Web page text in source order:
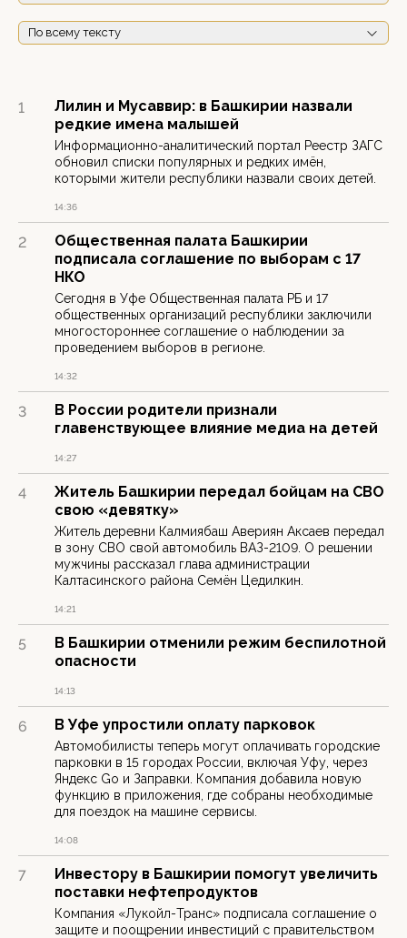
По всему тексту
1
Лилин и Мусаввир: в Башкирии назвали
редкие имена малышей
Информационно-аналитический портал Реестр ЗАГС
обновил списки популярных и редких имён,
которыми жители республики назвали своих детей.
14:36
2
Общественная палата Башкирии
подписала соглашение по выборам с 17
НКО
Сегодня в Уфе Общественная палата РБ и 17
общественных организаций республики заключили
многостороннее соглашение о наблюдении за
проведением выборов в регионе.
14:32
3
В России родители признали
главенствующее влияние медиа на детей
14:27
4
Житель Башкирии передал бойцам на СВО
свою «девятку»
Житель деревни Калмиябаш Авериян Аксаев передал
в зону СВО свой автомобиль ВАЗ-2109. О решении
мужчины рассказал глава администрации
Калтасинского района Семён Цедилкин.
14:21
5
В Башкирии отменили режим беспилотной
опасности
14:13
6 В Уфе упростили оплату парковок
Автомобилисты теперь могут оплачивать городские
парковки в 15 городах России, включая Уфу, через
Яндекс Go и Заправки. Компания добавила новую
функцию в приложения, где собраны необходимые
для поездок на машине сервисы.
14:08
7
Инвестору в Башкирии помогут увеличить
поставки нефтепродуктов
Компания «Лукойл-Транс» подписала соглашение о
защите и поощрении инвестиций с правительством